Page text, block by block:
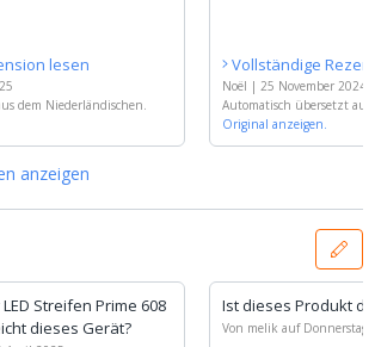
lesen
dem Niederländischen.
Vollständige
Noël | 25 November 2024
Automatisch übersetzt
Original anzeigen.
anzeigen
Streifen Prime 608
dieses Gerät?
Ist dieses Produkt
Von melik auf Donnerstag